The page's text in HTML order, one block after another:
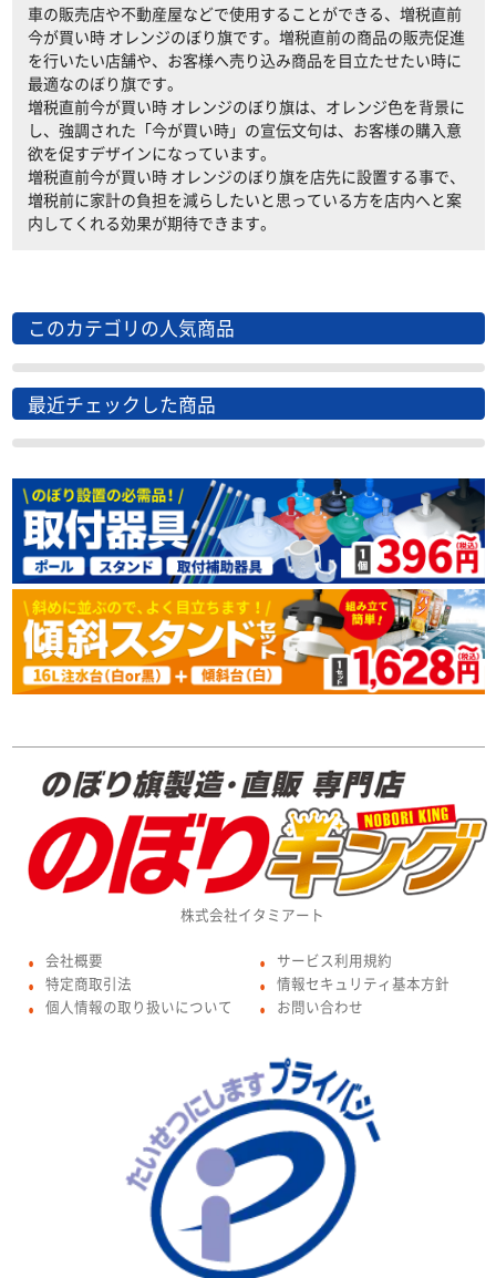
車の販売店や不動産屋などで使用することができる、増税直前
今が買い時 オレンジのぼり旗です。増税直前の商品の販売促進
を行いたい店舗や、お客様へ売り込み商品を目立たせたい時に
最適なのぼり旗です。
増税直前今が買い時 オレンジのぼり旗は、オレンジ色を背景に
し、強調された「今が買い時」の宣伝文句は、お客様の購入意
欲を促すデザインになっています。
増税直前今が買い時 オレンジのぼり旗を店先に設置する事で、
増税前に家計の負担を減らしたいと思っている方を店内へと案
内してくれる効果が期待できます。
このカテゴリの人気商品
最近チェックした商品
株式会社イタミアート
● 会社概要
● 特定商取引法
● 個人情報の取り扱いについて
● サービス利用規約
● 情報セキュリティ基本方針
● お問い合わせ